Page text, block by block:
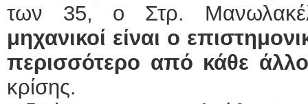
των 35, ο Στρ.
μηχανικοί είναι ο
περισσότερο από κάθε
κρίσης.